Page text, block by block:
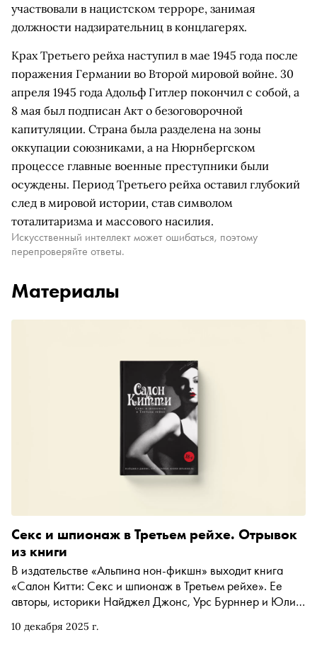
участвовали в нацистском терроре, занимая
должности надзирательниц в концлагерях.
Крах Третьего рейха наступил в мае 1945 года после
поражения Германии во Второй мировой войне. 30
апреля 1945 года Адольф Гитлер покончил с собой, а
8 мая был подписан Акт о безоговорочной
капитуляции. Страна была разделена на зоны
оккупации союзниками, а на Нюрнбергском
процессе главные военные преступники были
осуждены. Период Третьего рейха оставил глубокий
след в мировой истории, став символом
тоталитаризма и массового насилия.
Искусственный интеллект может ошибаться, поэтому
перепроверяйте ответы.
Материалы
10 декабря 2025 г.
Секс и шпионаж в Третьем рейхе. Отрывок
из книги
В издательстве «Альпина нон-фикшн» выходит книга
«Салон Китти: Секс и шпионаж в Третьем рейхе». Ее
авторы, историки Найджел Джонс, Урс Бурннер и Юлия
шпионаж в нацистской Германии и каким образом